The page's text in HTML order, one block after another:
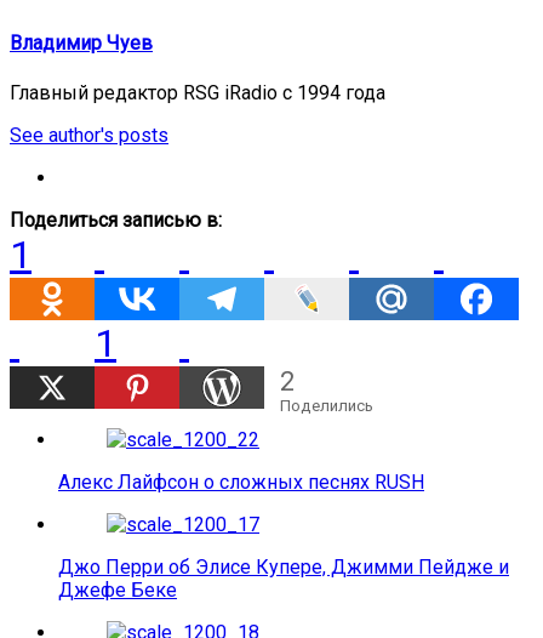
Владимир Чуев
Главный редактор RSG iRadio с 1994 года
See author's posts
Поделиться записью в:
1
1
2
Поделились
Алекс Лайфсон о сложных песнях RUSH
Джо Перри об Элисе Купере, Джимми Пейдже и
Джефе Беке